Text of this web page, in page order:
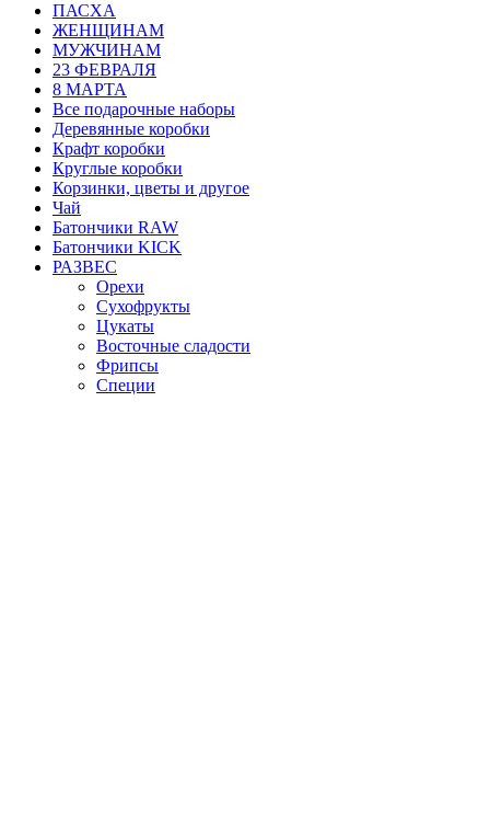
ПАСХА
ЖЕНЩИНАМ
МУЖЧИНАМ
23 ФЕВРАЛЯ
8 МАРТА
Все подарочные наборы
Деревянные коробки
Крафт коробки
Круглые коробки
Корзинки, цветы и другое
Чай
Батончики RAW
Батончики KICK
РАЗВЕС
Орехи
Сухофрукты
Цукаты
Восточные сладости
Фрипсы
Специи